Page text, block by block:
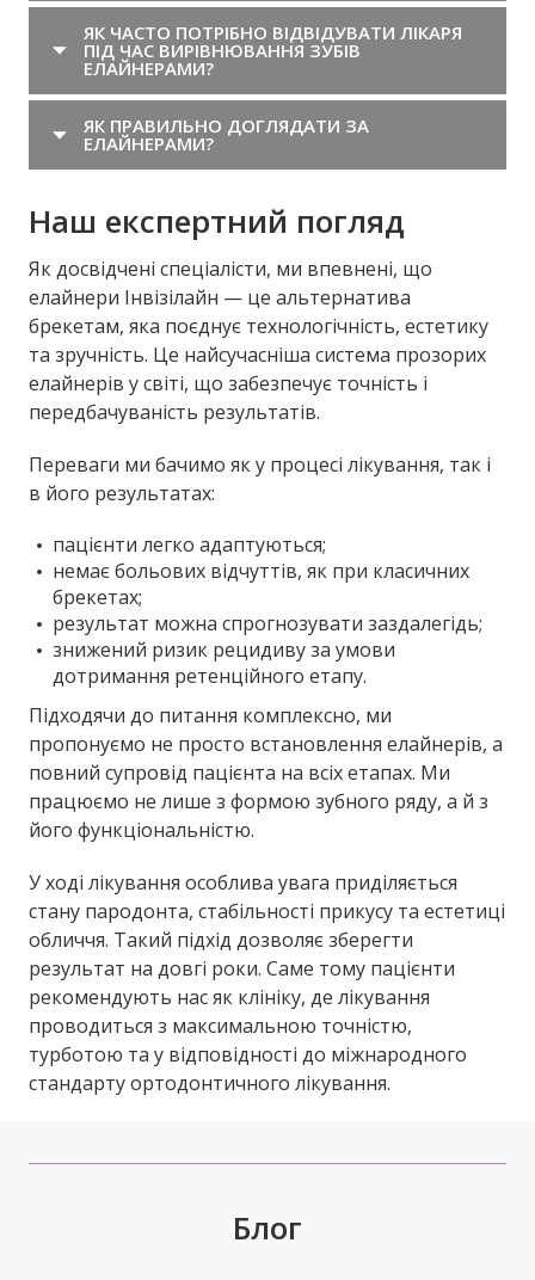
ЯК ЧАСТО ПОТРІБНО ВІДВІДУВАТИ ЛІКАРЯ
ПІД ЧАС ВИРІВНЮВАННЯ ЗУБІВ
ЕЛАЙНЕРАМИ?
ЯК ПРАВИЛЬНО ДОГЛЯДАТИ ЗА
ЕЛАЙНЕРАМИ?
Наш експертний погляд
Як досвідчені спеціалісти, ми впевнені, що
елайнери Інвізілайн — це альтернатива
брекетам, яка поєднує технологічність, естетику
та зручність. Це найсучасніша система прозорих
елайнерів у світі, що забезпечує точність і
передбачуваність результатів.
Переваги ми бачимо як у процесі лікування, так і
в його результатах:
пацієнти легко адаптуються;
немає больових відчуттів, як при класичних
брекетах;
результат можна спрогнозувати заздалегідь;
знижений ризик рецидиву за умови
дотримання ретенційного етапу.
Підходячи до питання комплексно, ми
пропонуємо не просто встановлення елайнерів, а
повний супровід пацієнта на всіх етапах. Ми
працюємо не лише з формою зубного ряду, а й з
його функціональністю.
У ході лікування особлива увага приділяється
стану пародонта, стабільності прикусу та естетиці
обличчя. Такий підхід дозволяє зберегти
результат на довгі роки. Саме тому пацієнти
рекомендують нас як клініку, де лікування
проводиться з максимальною точністю,
турботою та у відповідності до міжнародного
стандарту ортодонтичного лікування.
Блог